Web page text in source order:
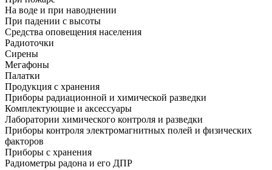
На воде и при наводнении
При падении с высоты
Средства оповещения населения
Радиоточки
Сирены
Мегафоны
Палатки
Продукция с хранения
Приборы радиационной и химической разведки
Комплектующие и аксессуары
Лаборатории химического контроля и разведки
Приборы контроля электромагнитных полей и физических
факторов
Приборы с хранения
Радиометры радона и его ДПР